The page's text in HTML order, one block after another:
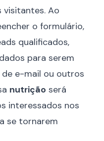
visitantes. Ao
o formulário,
qualificados,
para serem
e-mail ou outros
nutrição será
interessados nos
se tornarem